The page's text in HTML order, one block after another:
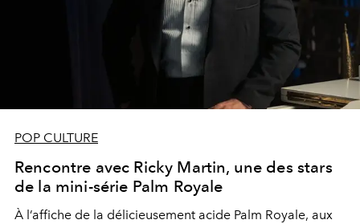
POP CULTURE
Rencontre avec Ricky Martin, une des stars
de la mini-série Palm Royale
À l’affiche de la délicieusement acide Palm Royale, aux